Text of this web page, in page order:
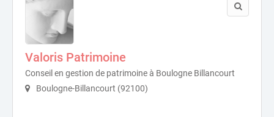
Valoris Patrimoine
Conseil en gestion de patrimoine à Boulogne Billancourt
Boulogne-Billancourt (92100)